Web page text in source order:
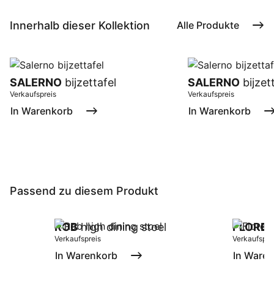
Innerhalb dieser Kollektion Alle Produkte
SALERNO bijzettafel
Verkaufspreis
In Warenkorb
SALERNO
Verkaufspreis
In Warenkorb
Passend zu diesem Produkt
ROBhigh dining stoel
Verkaufspreis
In Warenkorb In